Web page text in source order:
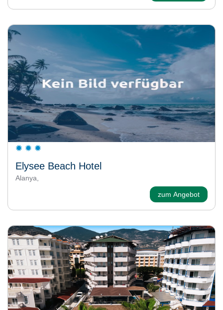
Elysee Beach Hotel
Alanya,
zum Angebot